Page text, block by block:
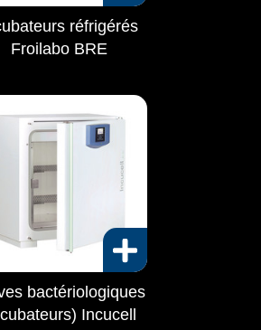
réfrigérés
Froilabo BRE
bactériologiques
Incucell